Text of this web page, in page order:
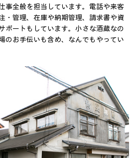
事全般を担当しています。電話や来客
・管理、在庫や納期管理、請求書や資
ポートもしています。小さな酒蔵なの
のお手伝いも含め、なんでもやってい